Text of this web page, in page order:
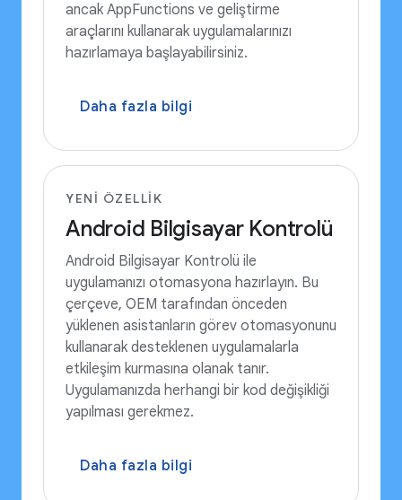
ancak AppFunctions ve geliştirme
araçlarını kullanarak uygulamalarınızı
hazırlamaya başlayabilirsiniz.
Daha fazla bilgi
YENI ÖZELLIK
Android Bilgisayar Kontrolü
Android Bilgisayar Kontrolü ile
uygulamanızı otomasyona hazırlayın. Bu
çerçeve, OEM tarafından önceden
yüklenen asistanların görev otomasyonunu
kullanarak desteklenen uygulamalarla
etkileşim kurmasına olanak tanır.
Uygulamanızda herhangi bir kod değişikliği
yapılması gerekmez.
Daha fazla bilgi